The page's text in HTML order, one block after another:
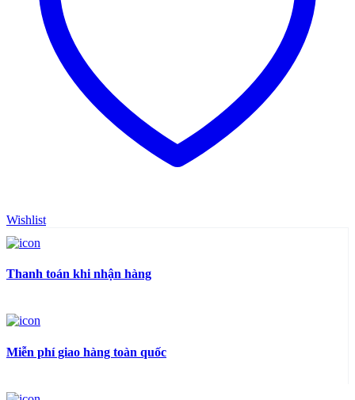
Wishlist
Thanh toán khi nhận hàng
Miễn phí giao hàng toàn quốc